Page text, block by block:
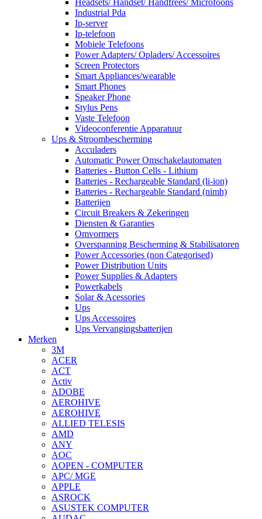
Industrial Pda
Ip-server
Ip-telefoon
Mobiele Telefoons
Power Adapters/ Opladers/ Accessoires
Screen Protectors
Smart Appliances/wearable
Smart Phones
Speaker Phone
Stylus Pens
Vaste Telefoon
Videoconferentie Apparatuur
Ups & Stroombescherming
Acculaders
Automatic Power Omschakelautomaten
Batteries - Button Cells - Lithium
Batteries - Rechargeable Standard (li-ion)
Batteries - Rechargeable Standard (nimh)
Batterijen
Circuit Breakers & Zekeringen
Diensten & Garanties
Omvormers
Overspanning Bescherming & Stabilisatoren
Power Accessories (non Categorised)
Power Distribution Units
Power Supplies & Adapters
Powerkabels
Solar & Acessories
Ups
Ups Accessoires
Ups Vervangingsbatterijen
Merken
3M
ACER
ACT
Activ
ADOBE
AEROHIVE
AEROHIVE
ALLIED TELESIS
AMD
ANY
AOC
AOPEN - COMPUTER
APC/ MGE
APPLE
ASROCK
ASUSTEK COMPUTER